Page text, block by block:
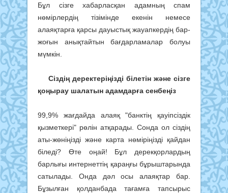
Бұл сізге хабарласқан адамның спам
нөмірлердің тізімінде екенін немесе
алаяқтарға қарсы дауыстық жауапкердің бар-
жоғын анықтайтын бағдарламалар болуы
мүмкін.
Сіздің деректеріңізді білетін және сізге
қоңырау шалатын адамдарға сенбеңіз
99,9% жағдайда алаяқ "банктің қауіпсіздік
қызметкері" рөлін атқарады. Сонда ол сіздің
аты-жөніңізді және карта нөміріңізді қайдан
біледі? Өте оңай! Бұл дерекқорлардың
барлығы интернеттің қараңғы бұрыштарында
сатылады. Онда дәл осы алаяқтар бар.
Бұзылған қолданбада тағамға тапсырыс